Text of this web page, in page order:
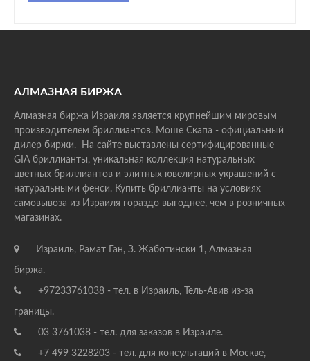
АЛМАЗНАЯ БИРЖА
Алмазная биржа Израиля является крупнейшим мировым
производителем бриллиантов. Моше Скапа - официальный
дилер биржи. На сайте выставлены сертифицированные
GIA бриллианты, уникальная коллекция натуральных
цветных бриллиантов и элитных ювелирных украшений с
натуральными фенси. Купить бриллианты на условиях
самовывоза из Израиля гораздо выгоднее, чем в розничных
магазинах.
Израиль, Рамат Ган, З. Жаботински 1, Алмазная
биржа.
+97233761038 - тел. в Израиль, Тель-Авив из-за
границы.
03 3761038 - тел. для заказов в Израиле.
+7 499 3228203 - тел. для консультаций в Москве,